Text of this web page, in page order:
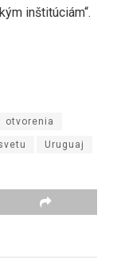
inštitúciám“.
otvorenia
Uruguaj